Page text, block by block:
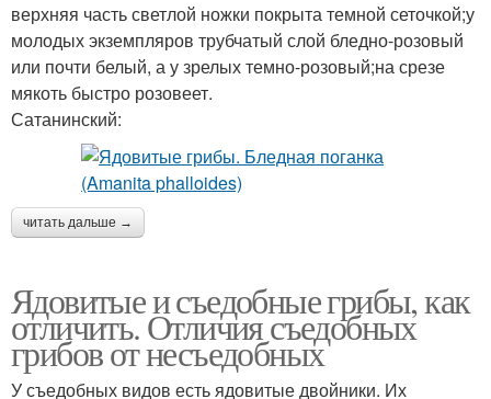
верхняя часть светлой ножки покрыта темной сеточкой;у
молодых экземпляров трубчатый слой бледно-розовый
или почти белый, а у зрелых темно-розовый;на срезе
мякоть быстро розовеет.
Сатанинский:
читать дальше →
Ядовитые и съедобные грибы, как
отличить. Отличия съедобных
грибов от несъедобных
У съедобных видов есть ядовитые двойники. Их